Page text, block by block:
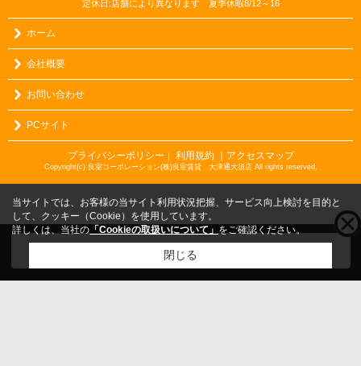
定休日:店舗により異なります 夏季休暇8/12～16
ホーム
会社概要
お問い合わせ
PCサイト
プライバシーポリシー 利用規約 ｜アクセスマップ
Copyright(c) 良室コーポレーション(株)良室賃貸 大津通大須店 All rights reserved.
こちらの物件をご覧の方にお勧めな物件
当サイトでは、お客様の当サイト利用状況把握、サービス向上検討を目的と
して、クッキー（Cookie）を使用しています。
詳しくは、当社の 「Cookieの取扱いについて」 をご確認ください。
閉じる